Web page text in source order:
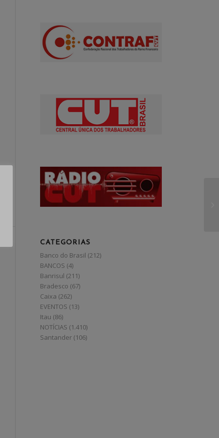
CATEGORIAS
Banco do Brasil (212)
BANCOS (4)
Banrisul (211)
Bradesco (67)
Caixa (262)
EVENTOS (13)
Itau (86)
NOTÍCIAS (1.410)
Santander (106)